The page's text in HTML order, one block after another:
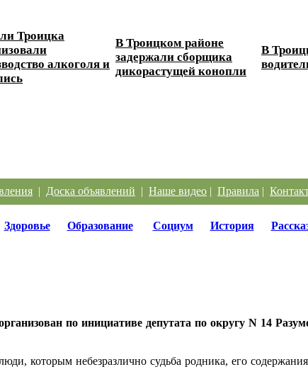
Троицка
алкоголя и
В Троицком районе
задержали сборщика
дикорастущей конопли
В
| Доска объявлений | Наше видео | Правила |
Здоровье Образование Социум История
по инициативе депутата по округу N 14
которым небезразлично судьба родника, его